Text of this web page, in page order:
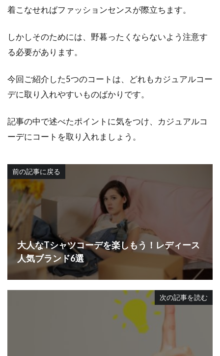
着こなせればファッションセンスが際立ちます。
しかしそのためには、野暮ったくならないよう注意す
る必要があります。
今回ご紹介した5つのコートは、どれもカジュアルコー
デに取り入れやすいものばかりです。
記事の中で述べたポイントに気をつけ、カジュアルコ
ーデにコートを取り入れましょう。
前の記事に戻る
大人なTシャツコーデを楽しもう！レディース
人気ブランド6選
次の記事を読む